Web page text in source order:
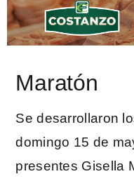
Maratón
Se desarrollaron
domingo 15 de
presentes Gisella